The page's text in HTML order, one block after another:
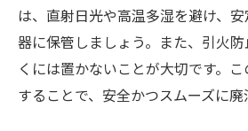
は、直射日光や高温多湿を避け、
器に保管しましょう。また、引火
くには置かないことが大切です。
することで、安全かつスムーズに廃